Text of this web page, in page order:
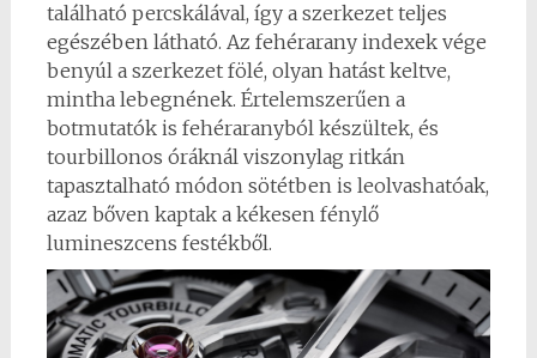
található percskálával, így a szerkezet teljes
egészében látható. Az fehérarany indexek vége
benyúl a szerkezet fölé, olyan hatást keltve,
mintha lebegnének. Értelemszerűen a
botmutatók is fehéraranyból készültek, és
tourbillonos óráknál viszonylag ritkán
tapasztalható módon sötétben is leolvashatóak,
azaz bőven kaptak a kékesen fénylő
lumineszcens festékből.